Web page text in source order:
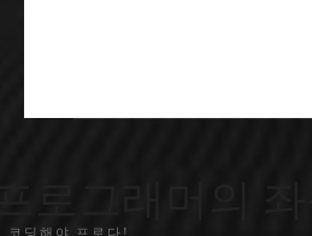
코딩해야 프로다!